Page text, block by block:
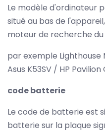
Le modèle d'ordinateur
situé au bas de
moteur de recherche du
par exemple Lighthouse
Asus K53SV / HP
code batterie
Le code de batterie est
batterie sur la plaque